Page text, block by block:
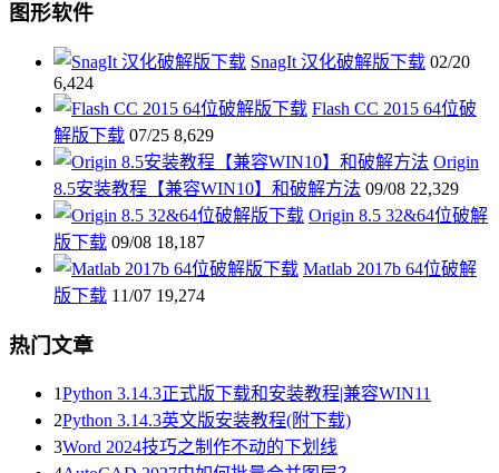
图形软件
SnagIt 汉化破解版下载 02/20
6,424
Flash CC 2015 64位破
解版下载 07/25 8,629
Origin
8.5安装教程【兼容WIN10】和破解方法 09/08 22,329
Origin 8.5 32&64位破解
版下载 09/08 18,187
Matlab 2017b 64位破解
版下载 11/07 19,274
热门文章
1Python 3.14.3正式版下载和安装教程|兼容WIN11
2Python 3.14.3英文版安装教程(附下载)
3Word 2024技巧之制作不动的下划线